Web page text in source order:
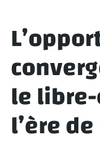
le
l’ère